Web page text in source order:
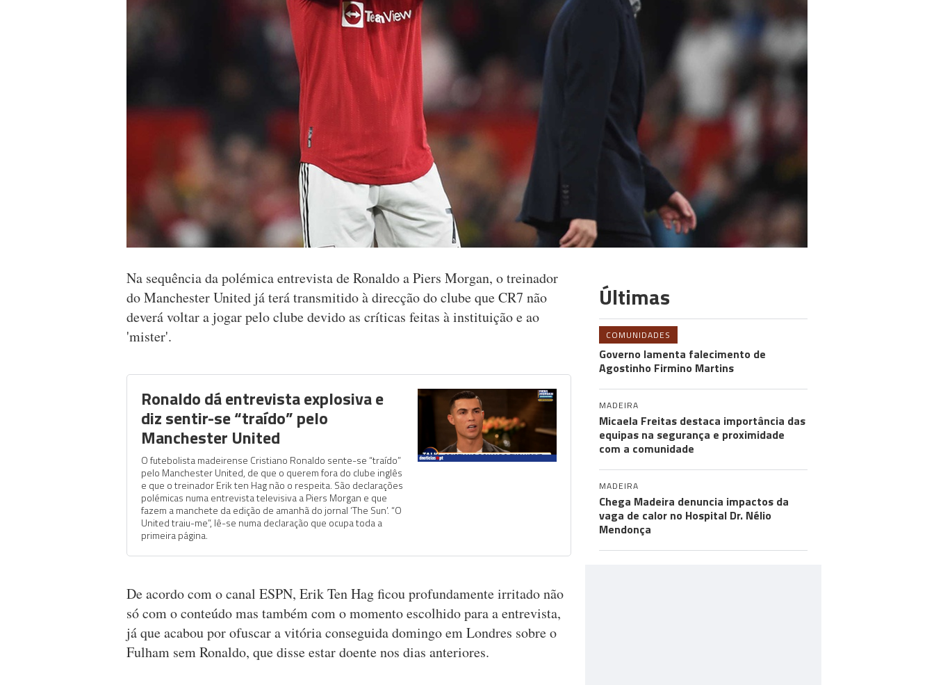
Na sequência da polémica entrevista de Ronaldo a Piers Morgan, o treinador
do Manchester United já terá transmitido à direcção do clube que CR7 não
deverá voltar a jogar pelo clube devido as críticas feitas à instituição e ao
'mister'.
Ronaldo dá entrevista explosiva e
diz sentir-se “traído” pelo
Manchester United
O futebolista madeirense Cristiano Ronaldo sente-se “traído”
pelo Manchester United, de que o querem fora do clube inglês
e que o treinador Erik ten Hag não o respeita. São declarações
polémicas numa entrevista televisiva a Piers Morgan e que
fazem a manchete da edição de amanhã do jornal ‘The Sun’. “O
United traiu-me”, lê-se numa declaração que ocupa toda a
primeira página.
De acordo com o canal ESPN, Erik Ten Hag ficou profundamente irritado não
só com o conteúdo mas também com o momento escolhido para a entrevista,
já que acabou por ofuscar a vitória conseguida domingo em Londres sobre o
Fulham sem Ronaldo, que disse estar doente nos dias anteriores.
Últimas
COMUNIDADES
Governo lamenta falecimento de
Agostinho Firmino Martins
MADEIRA
Micaela Freitas destaca importância das
equipas na segurança e proximidade
com a comunidade
MADEIRA
Chega Madeira denuncia impactos da
vaga de calor no Hospital Dr. Nélio
Mendonça